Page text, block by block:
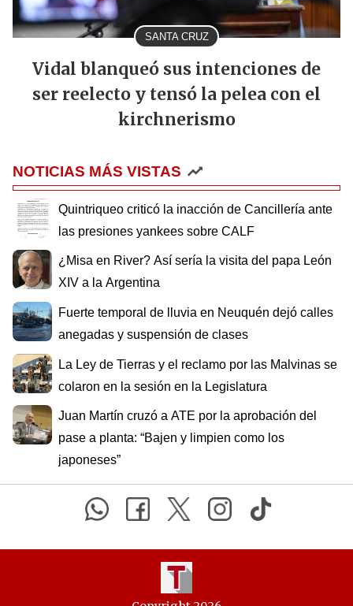
SANTA CRUZ
Vidal blanqueó sus intenciones de
ser reelecto y tensó la pelea con el
kirchnerismo
NOTICIAS MÁS VISTAS
Quintriqueo criticó la inacción de Cancillería ante
las presiones yankees sobre CALF
¿Misa en River? Así sería la visita del papa León
XIV a la Argentina
Fuerte temporal de lluvia en Neuquén dejó calles
anegadas y suspensión de clases
La Ley de Tierras y el reclamo por las Malvinas se
colaron en la sesión en la Legislatura
Juan Martín cruzó a ATE por la aprobación del
pase a planta: “Bajen y limpien como los
japoneses”